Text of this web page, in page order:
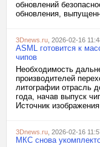
обновлений
обновления,
3Dnews.ru , 2026-02-16
ASML готовится к
чипов
Необходимость
производителей
литографии отрасль
года, начав выпуск
Источник
3Dnews.ru , 2026-02-16
МКС снова